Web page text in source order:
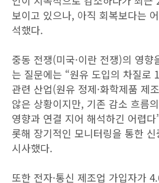
보이고 있으나, 아직 회복보다는
석했다.
중동 전쟁(미국·이란 전쟁)의 영
는 질문에는 “원유 도입의 차질로
관련 산업(원유 정제·화학제품 제
않은 상황이지만, 기존 감소 흐름
영향과 연결 지어 해석하긴 어렵
롯해 장기적인 모니터링을 통한
시사했다.
또한 전자·통신 제조업 가입자가